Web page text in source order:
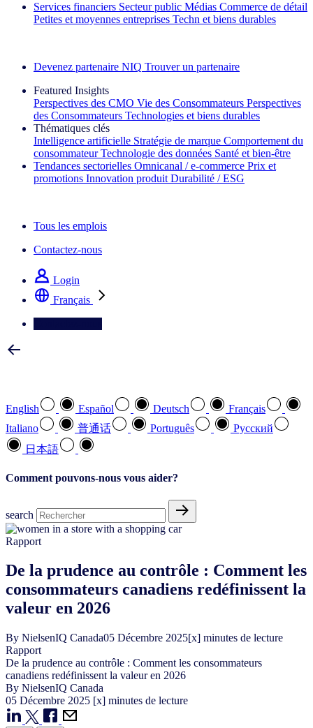
Services financiers Secteur public Médias Commerce de détail
Petites et moyennes entreprises Techn et biens durables
Devenez partenaire NIQ Trouver un partenaire
Featured Insights
Perspectives des CMO Vie des Consommateurs Perspectives
des Consommateurs Technologies et biens durables
Thématiques clés
Intelligence artificielle Stratégie de marque Comportement du
consommateur Technologie des données Santé et bien‑être
Tendances sectorielles Omnicanal / e‑commerce Prix et
promotions Innovation produit Durabilité / ESG
Tous les emplois
Contactez-nous
Login
Français
English Español Deutsch
Français
Italiano
普通话 Português
Pусский
日本語
Comment pouvons-nous vous aider?
search
Rapport
De la prudence au contrôle : Comment les
consommateurs canadiens redéfinissent la
valeur en 2026
By NielsenIQ Canada05 Décembre 2025[x] minutes de lecture
Rapport
De la prudence au contrôle : Comment les consommateurs
canadiens redéfinissent la valeur en 2026
By NielsenIQ Canada
05 Décembre 2025 [x] minutes de lecture